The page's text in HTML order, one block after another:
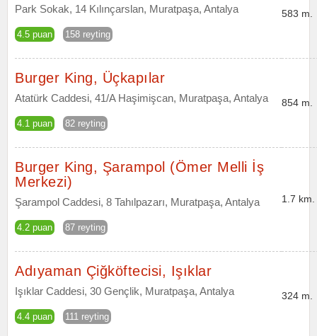
Park Sokak, 14 Kılınçarslan, Muratpaşa, Antalya
4.5 puan 158 reyting
583 m.
Burger King, Üçkapılar
Atatürk Caddesi, 41/A Haşimişcan, Muratpaşa, Antalya
4.1 puan 82 reyting
854 m.
Burger King, Şarampol (Ömer Melli İş
Merkezi)
Şarampol Caddesi, 8 Tahılpazarı, Muratpaşa, Antalya
4.2 puan 87 reyting
1.7 km.
Adıyaman Çiğköftecisi, Işıklar
Işıklar Caddesi, 30 Gençlik, Muratpaşa, Antalya
4.4 puan 111 reyting
324 m.